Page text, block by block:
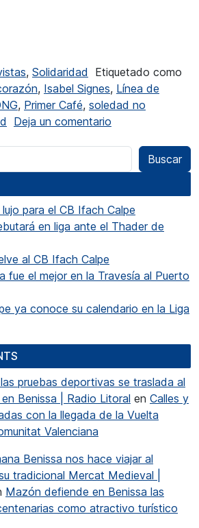
, Solidaridad
Etiquetado como
, Isabel Signes, Línea de
, Primer Café, soledad no
Deja un comentario
Buscar
para el CB Ifach Calpe
en liga ante el Thader de
al CB Ifach Calpe
fue el mejor en la Travesía al Puerto
ya conoce su calendario en la Liga
pruebas deportivas se traslada al
Benissa | Radio Litoral en Calles y
con la llegada de la Vuelta
Valenciana
Benissa nos hace viajar al
tradicional Mercat Medieval |
Mazón defiende en Benissa las
como atractivo turístico